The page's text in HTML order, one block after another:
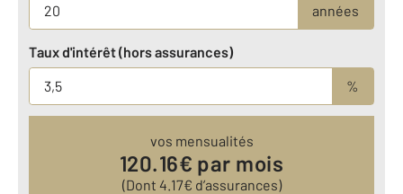
années
Taux d'intérêt (hors assurances)
%
vos mensualités
120.16€ par mois
(Dont 4.17€ d’assurances)